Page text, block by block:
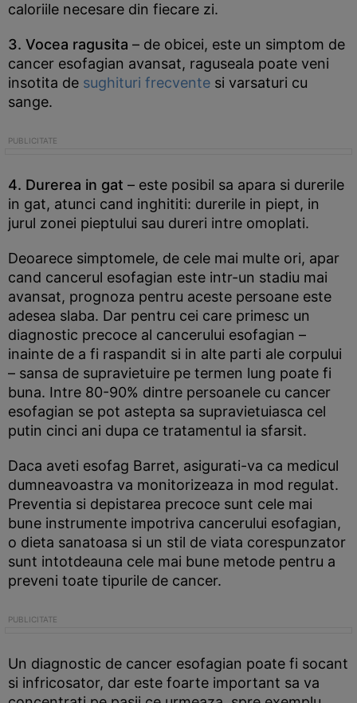
caloriile necesare din fiecare zi.
3. Vocea ragusita – de obicei, este un simptom de
cancer esofagian avansat, raguseala poate veni
insotita de sughituri frecvente si varsaturi cu
sange.
4. Durerea in gat – este posibil sa apara si durerile
in gat, atunci cand inghititi: durerile in piept, in
jurul zonei pieptului sau dureri intre omoplati.
Deoarece simptomele, de cele mai multe ori, apar
cand cancerul esofagian este intr-un stadiu mai
avansat, prognoza pentru aceste persoane este
adesea slaba. Dar pentru cei care primesc un
diagnostic precoce al cancerului esofagian –
inainte de a fi raspandit si in alte parti ale corpului
– sansa de supravietuire pe termen lung poate fi
buna. Intre 80-90% dintre persoanele cu cancer
esofagian se pot astepta sa supravietuiasca cel
putin cinci ani dupa ce tratamentul ia sfarsit.
Daca aveti esofag Barret, asigurati-va ca medicul
dumneavoastra va monitorizeaza in mod regulat.
Preventia si depistarea precoce sunt cele mai
bune instrumente impotriva cancerului esofagian,
o dieta sanatoasa si un stil de viata corespunzator
sunt intotdeauna cele mai bune metode pentru a
preveni toate tipurile de cancer.
Un diagnostic de cancer esofagian poate fi socant
si infricosator, dar este foarte important sa va